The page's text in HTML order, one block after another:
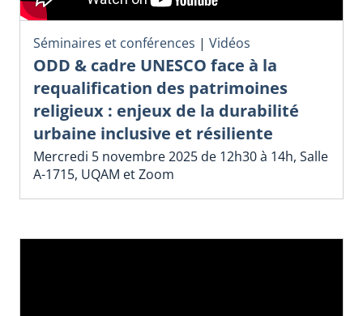
Séminaires et conférences | Vidéos
ODD & cadre UNESCO face à la
requalification des patrimoines
religieux : enjeux de la durabilité
urbaine inclusive et résiliente
Mercredi 5 novembre 2025 de 12h30 à 14h, Salle
A-1715, UQAM et Zoom